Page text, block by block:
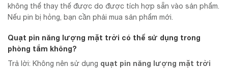
không thể thay thế được do được tích hợp sẵn vào sản phẩm.
Nếu pin bị hỏng, bạn cần phải mua sản phẩm mới.
Quạt pin năng lượng mặt trời có thể sử dụng trong
phòng tắm không?
Trả lời: Không nên sử dụng quạt pin năng lượng mặt trời